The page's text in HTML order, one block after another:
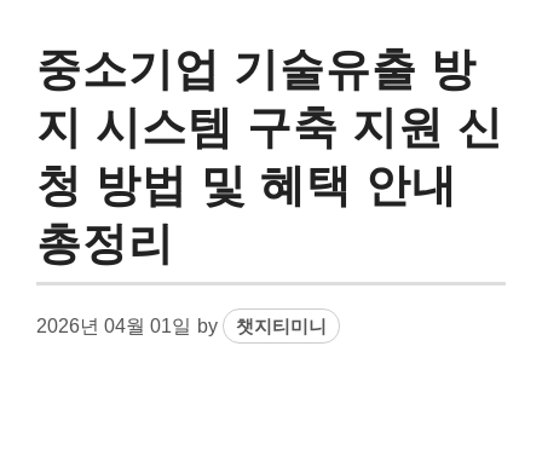
중소기업 기술유출 방
지 시스템 구축 지원 신
청 방법 및 혜택 안내
총정리
2026년 04월 01일 by 챗지티미니